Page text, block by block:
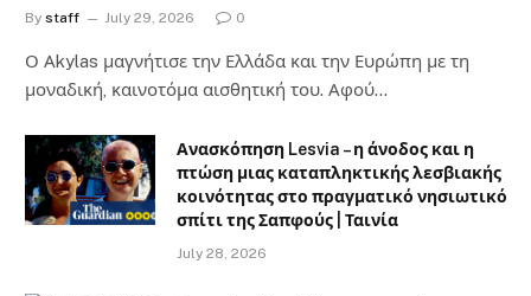
By staff July 29, 2026 0
Ο Αkylas μαγνήτισε την Ελλάδα και την Ευρώπη με τη
μοναδική, καινοτόμα αισθητική του. Αφού…
Ανασκόπηση Lesvia – η άνοδος και η
πτώση μιας καταπληκτικής λεσβιακής
κοινότητας στο πραγματικό νησιωτικό
σπίτι της Σαπφούς | Ταινία
July 28, 2026